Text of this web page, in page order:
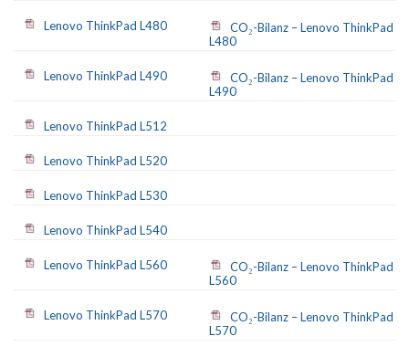
Lenovo ThinkPad L480
CO₂-Bilanz – Lenovo ThinkPad
L480
Lenovo ThinkPad L490
CO₂-Bilanz – Lenovo ThinkPad
L490
Lenovo ThinkPad L512
Lenovo ThinkPad L520
Lenovo ThinkPad L530
Lenovo ThinkPad L540
Lenovo ThinkPad L560
CO₂-Bilanz – Lenovo ThinkPad
L560
Lenovo ThinkPad L570
CO₂-Bilanz – Lenovo ThinkPad
L570